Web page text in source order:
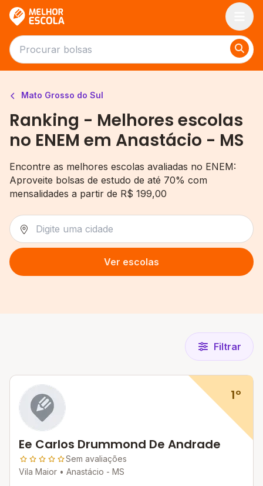
Mato Grosso do Sul
Ranking - Melhores escolas
no ENEM em Anastácio - MS
Encontre as melhores escolas avaliadas no ENEM:
Aproveite bolsas de estudo de até 70% com
mensalidades a partir de R$ 199,00
Ver escolas
Filtrar
1º
Ee Carlos Drummond De Andrade
Sem avaliações
Vila Maior • Anastácio - MS